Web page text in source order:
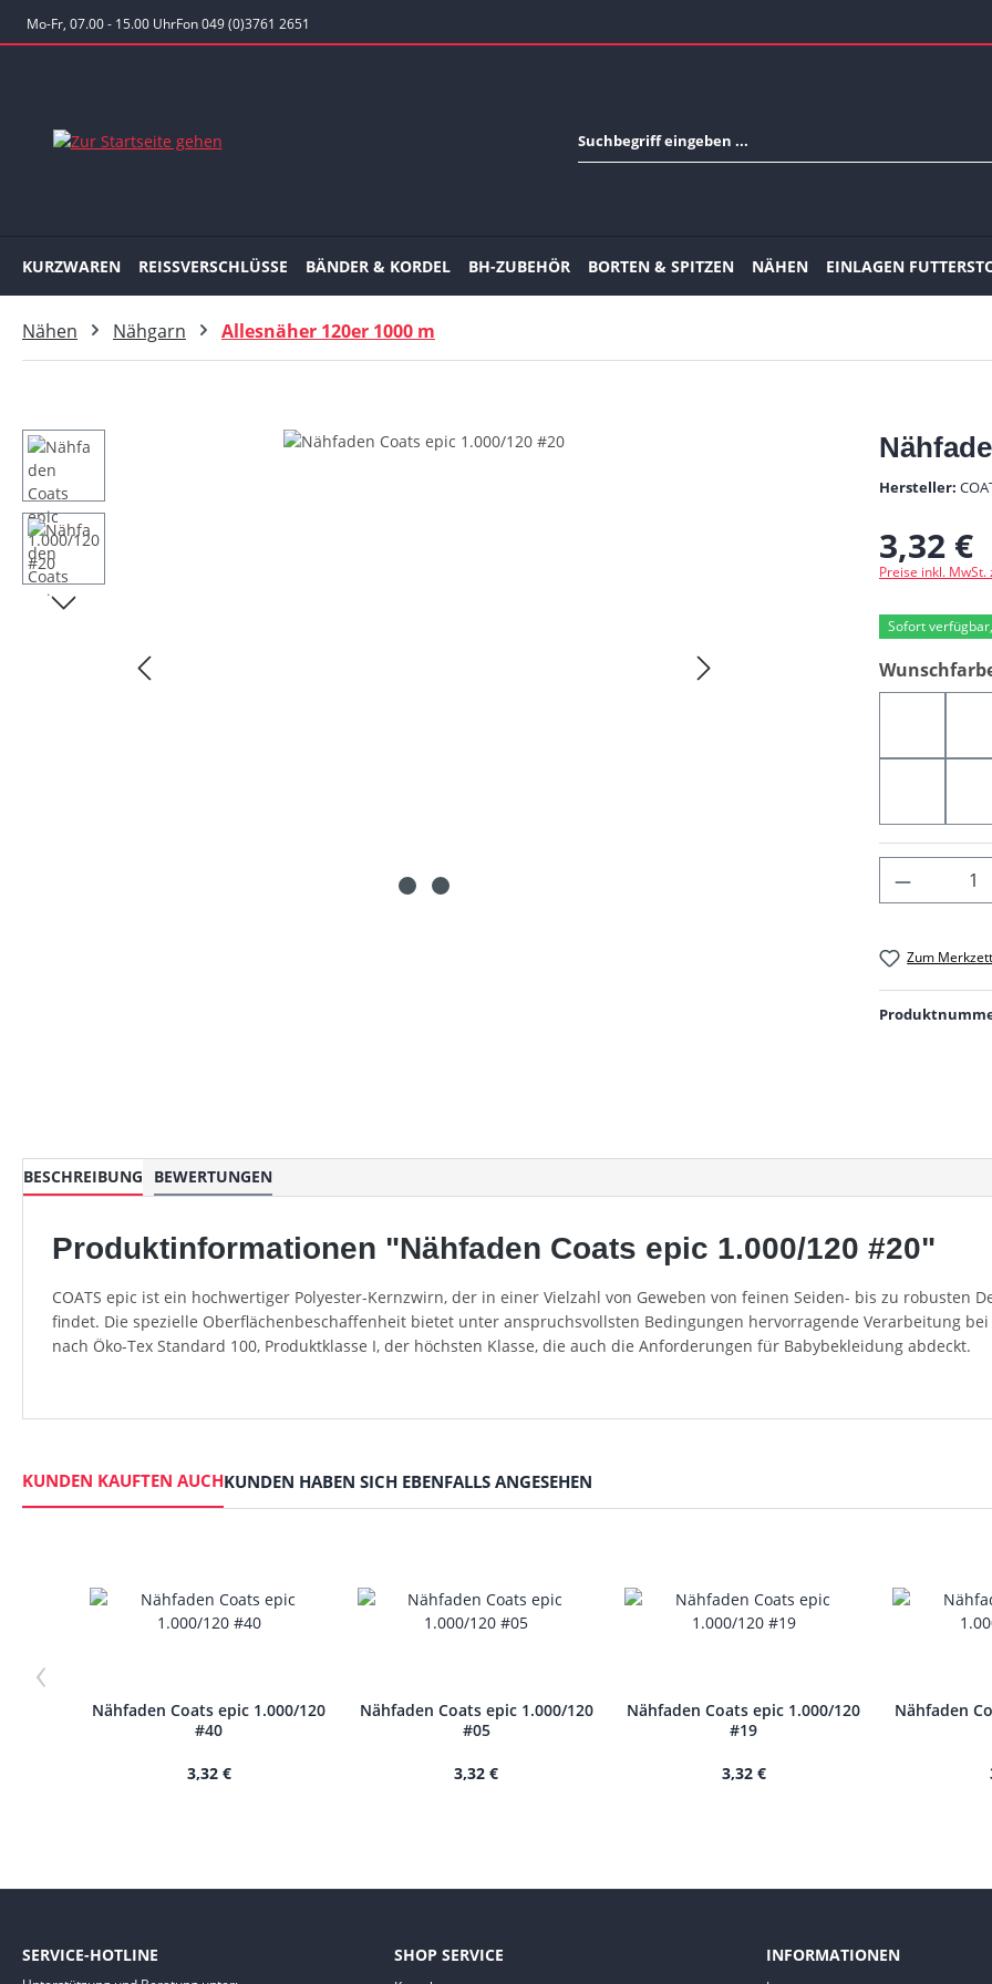
Hauptinhalt springen
Zur Suche springen
Zur Hauptnavigation springen
Mo-Fr, 07.00 - 15.00 UhrFon 049 (0)3761 2651
KURZWAREN REISSVERSCHLÜSSE BÄNDER & KORDEL BH-ZUBEHÖR BORTEN & SPITZEN NÄHEN EINLAGEN
Nähen Nähgarn Allesnäher 120er 1000 m
Bildergalerie überspringen
Hersteller:
Regulärer Preis:
3,32 €
Preise inkl.
Sofort
Zum
BESCHREIBUNG BEWERTUNGEN
Produktinformationen "Nähfaden Coats epic 1.000/120 #20"
COATS epic ist ein hochwertiger Polyester-Kernzwirn, der in einer Vielzahl von Geweben von feinen Seiden- bis zu robusten
findet. Die spezielle Oberflächenbeschaffenheit bietet unter anspruchsvollsten Bedingungen hervorragende Verarbeitung
nach Öko-Tex Standard 100, Produktklasse I, der höchsten Klasse, die auch die Anforderungen für Babybekleidung abdeckt.
KUNDEN KAUFTEN AUCHKUNDEN HABEN SICH EBENFALLS ANGESEHEN
‹
Nähfaden Coats epic 1.000/120
#40
3,32 €
Nähfaden Coats epic 1.000/120
#05
3,32 €
Nähfaden Coats epic 1.000/120
#19
3,32 €
Nähfaden
SERVICE-HOTLINE SHOP SERVICE INFORMATIONEN